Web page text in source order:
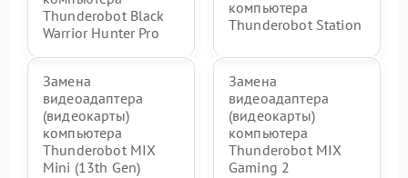
Thunderobot Black
Warrior Hunter Pro
компьютера
Thunderobot Station
Замена
видеоадаптера
(видеокарты)
компьютера
Thunderobot MIX
Mini (13th Gen)
Замена
видеоадаптера
(видеокарты)
компьютера
Thunderobot MIX
Gaming 2